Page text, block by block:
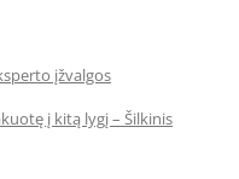
įžvalgos
į kitą lygį – Šilkinis